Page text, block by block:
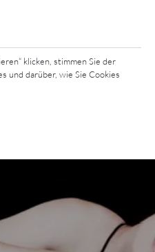
klicken, stimmen Sie der
und darüber, wie Sie Cookies